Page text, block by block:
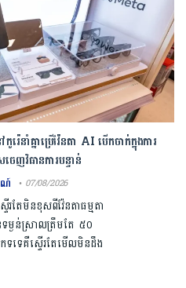
នាំគ្នាប្រើវ៉ែនតា AI បើកចាក់ក្នុងការ
ញវិធានការបន្ទាន់
ណ៍ • 07/08/2026
ើរតែមិនខុសពីវ៉ែនតាធម្មតា
ម្ងន់ស្រាលត្រឹមតែ ៥០
ទេគឺស្ទើរតែមើលមិនដឹង